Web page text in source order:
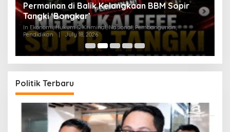
Permainan di Balik Kelangkaan BBM Sopir
Tangki ‘Bongkar’
In Ekonomi, Hukum & Kriminal, Nasional, Pembangunan,
Pendidikan
July 18, 2026
Politik Terbaru